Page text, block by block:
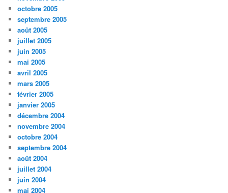
octobre 2005
septembre 2005
août 2005
juillet 2005
juin 2005
mai 2005
avril 2005
mars 2005
février 2005
janvier 2005
décembre 2004
novembre 2004
octobre 2004
septembre 2004
août 2004
juillet 2004
juin 2004
mai 2004